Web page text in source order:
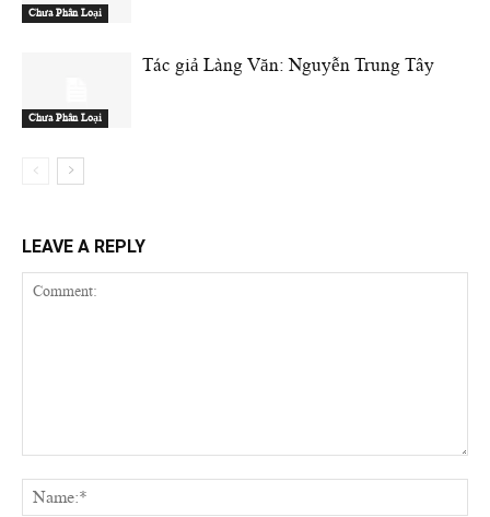
Chưa Phân Loại
Chưa Phân Loại
Tác giả Làng Văn: Nguyễn Trung Tây
LEAVE A REPLY